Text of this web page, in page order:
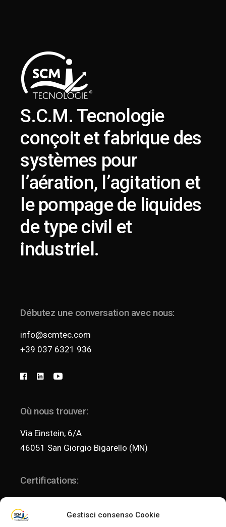
Gestisci consenso Cookie
S.C.M. Tecnologie
conçoit et fabrique des
systèmes pour
l’aération, l’agitation et
le pompage de liquides
de type civil et
industriel.
Débutez une conversation avec nous:
info@scmtec.com
+39 037 6321 936
Où nous trouver:
Via Einstein, 6/A
46051 San Giorgio Bigarello (MN)
Certifications: